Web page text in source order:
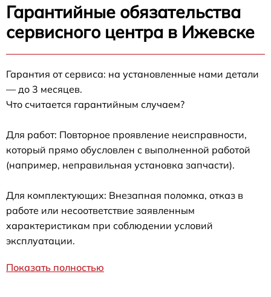
Гарантийные обязательства
сервисного центра в Ижевске
Гарантия от сервиса: на установленные нами детали
— до 3 месяцев.
Что считается гарантийным случаем?
Для работ: Повторное проявление неисправности,
который прямо обусловлен с выполненной работой
(например, неправильная установка запчасти).
Для комплектующих: Внезапная поломка, отказ в
работе или несоответствие заявленным
характеристикам при соблюдении условий
эксплуатации.
Показать полностью